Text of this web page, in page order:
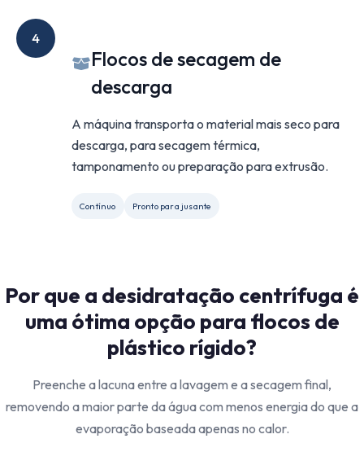
4
Flocos de secagem de
descarga
A máquina transporta o material mais seco para
descarga, para secagem térmica,
tamponamento ou preparação para extrusão.
Contínuo Pronto para jusante
Por que a desidratação centrífuga é
uma ótima opção para flocos de
plástico rígido?
Preenche a lacuna entre a lavagem e a secagem final,
removendo a maior parte da água com menos energia do que a
evaporação baseada apenas no calor.